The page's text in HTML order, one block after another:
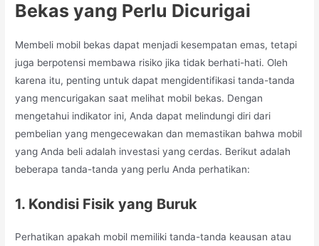
Bekas yang Perlu Dicurigai
Membeli mobil bekas dapat menjadi kesempatan emas, tetapi
juga berpotensi membawa risiko jika tidak berhati-hati. Oleh
karena itu, penting untuk dapat mengidentifikasi tanda-tanda
yang mencurigakan saat melihat mobil bekas. Dengan
mengetahui indikator ini, Anda dapat melindungi diri dari
pembelian yang mengecewakan dan memastikan bahwa mobil
yang Anda beli adalah investasi yang cerdas. Berikut adalah
beberapa tanda-tanda yang perlu Anda perhatikan:
1. Kondisi Fisik yang Buruk
Perhatikan apakah mobil memiliki tanda-tanda keausan atau